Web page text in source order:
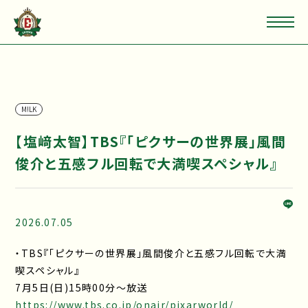
M!LK
【塩﨑太智】TBS『「ピクサーの世界展」風間
俊介と五感フル回転で大満喫スペシャル』
2026.07.05
・TBS『「ピクサーの世界展」風間俊介と五感フル回転で大満
喫スペシャル』
7月5日(日)15時00分〜放送
https://www.tbs.co.jp/onair/pixarworld/